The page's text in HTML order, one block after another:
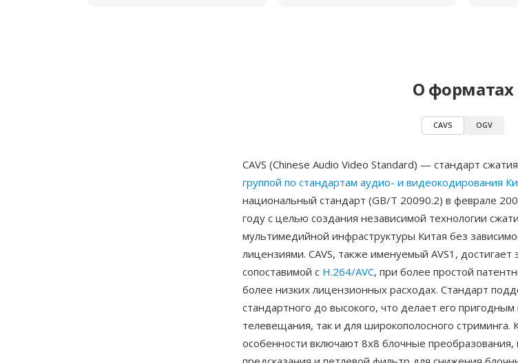
О форматах
CAVS OGV
CAVS (Chinese Audio Video Standard) — стандарт
группой по стандартам аудио- и видеокодирования
национальный стандарт (GB/T 20090.2) в феврале
году с целью создания независимой технологии
мультимедийной инфраструктуры Китая без
лицензиями. CAVS, также именуемый AVS1,
сопоставимой с H.264/AVC, при более простой
более низких лицензионных расходах. Стандарт
стандартного до высокого, что делает его
телевещания, так и для широкополосного стриминга.
особенности включают 8x8 блочные